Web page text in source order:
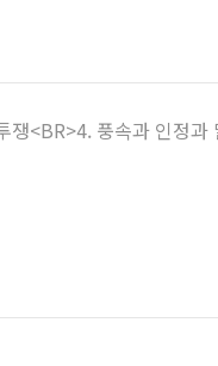
<BR>4. 풍속과 인정